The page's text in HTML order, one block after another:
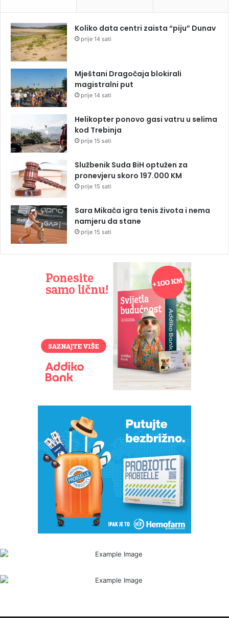
Koliko data centri zaista “piju” Dunav
prije 14 sati
Mještani Dragočaja blokirali
magistralni put
prije 14 sati
Helikopter ponovo gasi vatru u selima
kod Trebinja
prije 15 sati
Službenik Suda BiH optužen za
pronevjeru skoro 197.000 KM
prije 15 sati
Sara Mikača igra tenis života i nema
namjeru da stane
prije 15 sati